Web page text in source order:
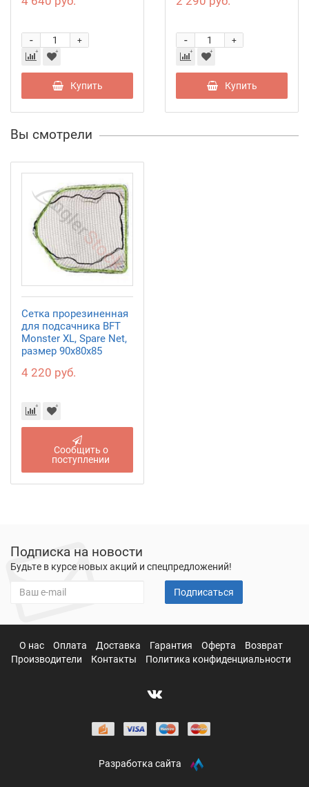
+
-
Купить
+
-
Купить
Вы смотрели
Сетка прорезиненная
для подсачника BFT
Monster XL, Spare Net,
размер 90x80x85
4 220 руб.
Сообщить о
поступлении
Подписка на новости
Будьте в курсе новых акций и спецпредложений!
Подписаться
О нас Оплата Доставка Гарантия Оферта
Возврат
Производители
Контакты Политика конфиденциальности
Разработка сайта